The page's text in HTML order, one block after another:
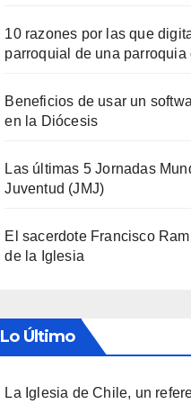
10 razones por las que
parroquial de una
Beneficios de usar un
en la Diócesis
Las últimas 5 Jornadas
Juventud (JMJ)
El sacerdote Francisco
de la Iglesia
Lo Último
La Iglesia de Chile, un